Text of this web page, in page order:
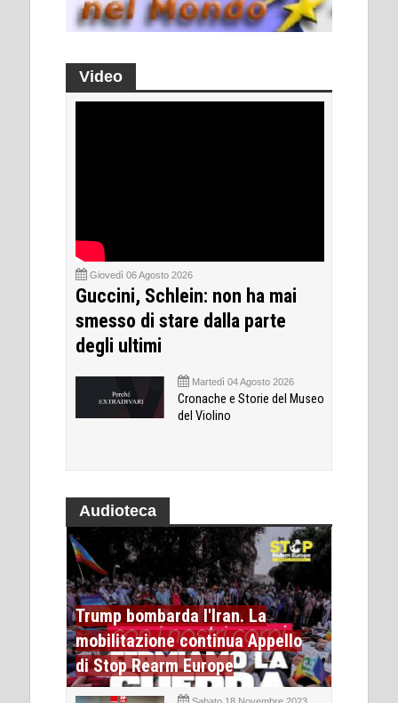
Video
Giovedì 06 Agosto 2026
Guccini, Schlein: non ha mai
smesso di stare dalla parte
degli ultimi
Martedì 04 Agosto 2026
Cronache e Storie del Museo
del Violino
Audioteca
Trump bombarda l'Iran. La
mobilitazione continua Appello
di Stop Rearm Europe